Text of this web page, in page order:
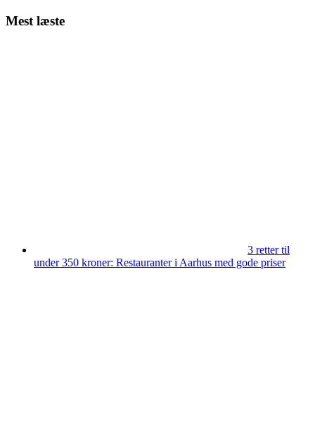
Mest læste
3 retter til
under 350 kroner: Restauranter i Aarhus med gode priser